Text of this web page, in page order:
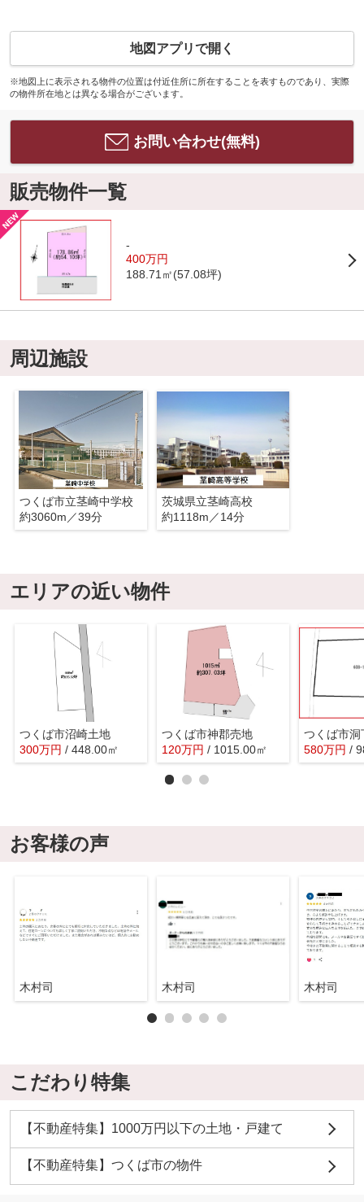
地図アプリで開く
※地図上に表示される物件の位置は付近住所に所在することを表すものであり、実際
の物件所在地とは異なる場合がございます。
お問い合わせ(無料)
販売物件一覧
-
400万円
188.71㎡(57.08坪)
周辺施設
つくば市立茎崎中学校
約3060m／39分
茨城県立茎崎高校
約1118m／14分
エリアの近い物件
つくば市沼崎土地
300万円 / 448.00㎡
つくば市神郡売地
120万円 / 1015.00㎡
つくば市洞
580万円 /
お客様の声
木村司 木村司 木村司
こだわり特集
【不動産特集】1000万円以下の土地・戸建て
【不動産特集】つくば市の物件